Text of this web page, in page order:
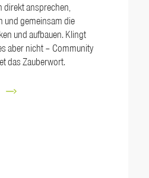
direkt ansprechen,
und gemeinsam die
und aufbauen. Klingt
aber nicht – Community
das Zauberwort.